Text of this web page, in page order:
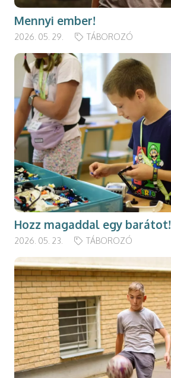
Mennyi ember!
2026. 05. 29. TÁBOROZÓ
Hozz magaddal egy barátot!
2026. 05. 23. TÁBOROZÓ